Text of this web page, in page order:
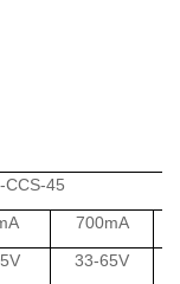
CCS-45
700mA
33-65V